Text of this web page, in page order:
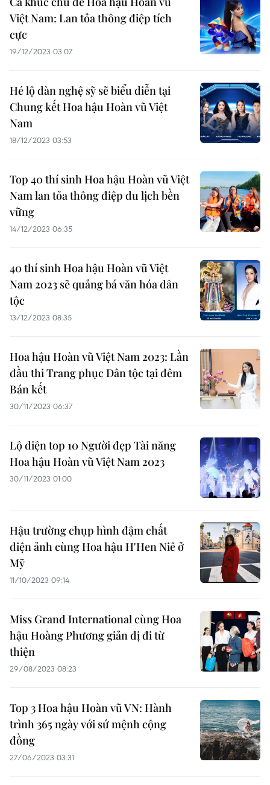
Việt Nam: Lan tỏa thông điệp tích
cực
19/12/2023 03:07
Hé lộ dàn nghệ sỹ sẽ biểu diễn tại
Chung kết Hoa hậu Hoàn vũ Việt
Nam
18/12/2023 03:53
Top 40 thí sinh Hoa hậu Hoàn vũ Việt
Nam lan tỏa thông điệp du lịch bền
vững
14/12/2023 06:35
40 thí sinh Hoa hậu Hoàn vũ Việt
Nam 2023 sẽ quảng bá văn hóa dân
tộc
13/12/2023 08:35
Hoa hậu Hoàn vũ Việt Nam 2023: Lần
đầu thi Trang phục Dân tộc tại đêm
Bán kết
30/11/2023 06:37
Lộ diện top 10 Người đẹp Tài năng
Hoa hậu Hoàn vũ Việt Nam 2023
30/11/2023 01:00
Hậu trường chụp hình đậm chất
điện ảnh cùng Hoa hậu H'Hen Niê ở
Mỹ
11/10/2023 09:14
Miss Grand International cùng Hoa
hậu Hoàng Phương giản dị đi từ
thiện
29/08/2023 08:23
Top 3 Hoa hậu Hoàn vũ VN: Hành
trình 365 ngày với sứ mệnh cộng
đồng
27/06/2023 03:31